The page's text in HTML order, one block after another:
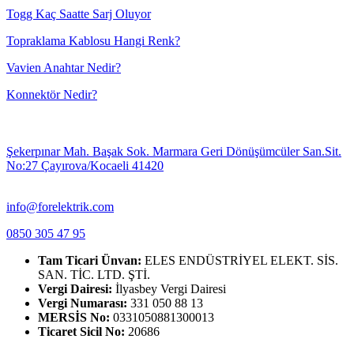
Togg Kaç Saatte Sarj Oluyor
Topraklama Kablosu Hangi Renk?
Vavien Anahtar Nedir?
Konnektör Nedir?
Şekerpınar Mah. Başak Sok. Marmara Geri Dönüşümcüler San.Sit.
No:27 Çayırova/Kocaeli 41420
info@forelektrik.com
0850 305 47 95
Tam Ticari Ünvan: ELES ENDÜSTRİYEL ELEKT. SİS.
SAN. TİC. LTD. ŞTİ.
Vergi Dairesi: İlyasbey Vergi Dairesi
Vergi Numarası: 331 050 88 13
MERSİS No: 0331050881300013
Ticaret Sicil No: 20686